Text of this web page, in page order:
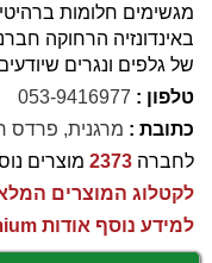
מגשימים חלומות
באינדונזיה הרחוקה
של גלפים ונגרים
טלפון : 053-9416977
כתובת : מרגנית, פרדס
לחברה 2373 מוצרים
לקטלוג המוצרים
למידע נוסף אודות Treemium - חלומות בעץ מלא >